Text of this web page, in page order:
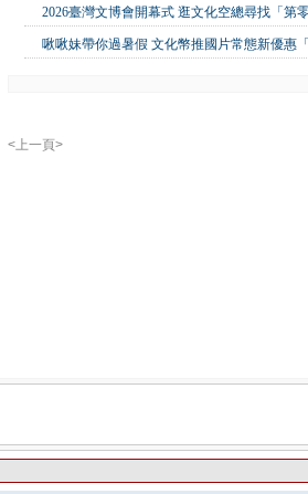
2026臺灣文博會開幕式 逛文化空總尋找「第
啾啾妹帶你過暑假 文化幣推國片常態新優惠「
<上一頁>